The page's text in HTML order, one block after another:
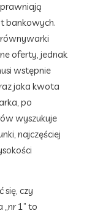
bankowych.
oferty, jednak
wstępnie
jaka kwota
po
wyszukuje
najczęściej
się, czy
1” to